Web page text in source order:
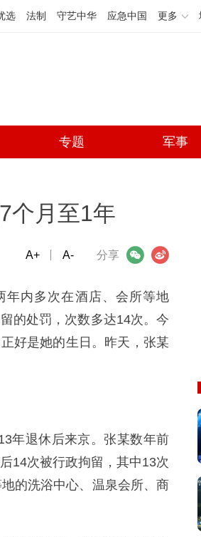
选 法制 守艺中华 应急中国 更多
专题 军事
个月至1年
分享
微信 微博
A+ A-
年内多次在酒店、会所等地
的处罚，次数多达14次。今
好是她的生日。昨天，张某
年退休后来京。张某数年前
14次被行政拘留，其中13次
的洗浴中心、温泉会所、商